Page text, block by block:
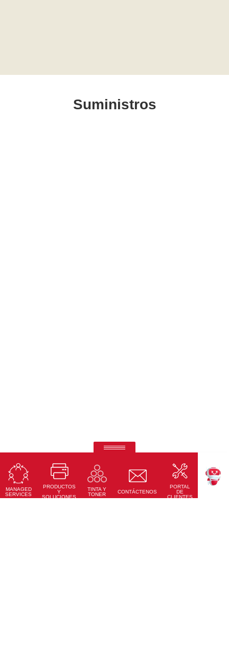
Suministros
MANAGED
SERVICES
PRODUCTOS
Y
SOLUCIONES
TINTA Y
TONER
CONTÁCTENOS
PORTAL
DE
CLIENTES
RICOH Pro Z75
Prensa Digital de Inyección de Tinta en Hoja
Conoce Más